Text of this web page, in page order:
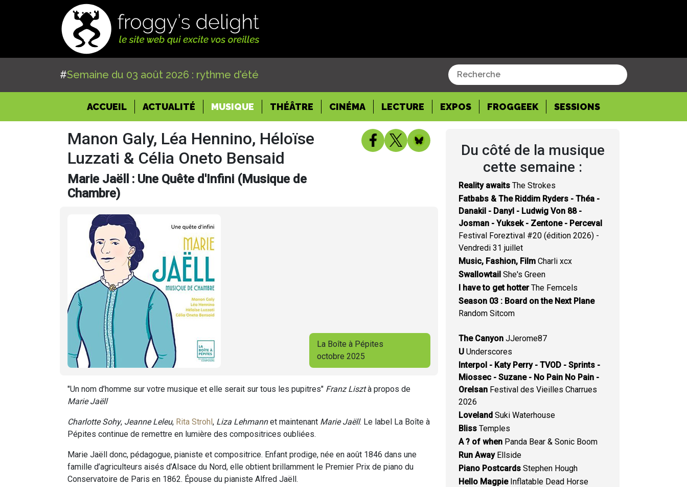
#Semaine du 03 août 2026 : rythme d'été
ACCUEIL(CURRENT)
ACTUALITÉ MUSIQUE THÉÂTRE CINÉMA LECTURE EXPOS FROGGEEK SESSIONS
Manon Galy, Léa Hennino, Héloïse
Luzzati & Célia Oneto Bensaid
Marie Jaëll : Une Quête d'Infini (Musique de
Chambre)
La Boîte à Pépites
octobre 2025
"Un nom d’homme sur votre musique et elle serait sur tous les pupitres" Franz Lisztà propos de
Marie Jaëll
Charlotte Sohy, Jeanne Leleu, Rita Strohl, Liza Lehmannet maintenant Marie Jaëll. Le label La Boîte à
Pépites continue de remettre en lumière des compositrices oubliées.
Marie Jaëll donc, pédagogue, pianiste et compositrice. Enfant prodige, née en août 1846 dans une
famille d’agriculteurs aisés d’Alsace du Nord, elle obtient brillamment le Premier Prix de piano du
Conservatoire de Paris en 1862. Épouse du pianiste Alfred Jaëll.
Du côté de la musique
cette semaine :
Reality awaits The Strokes
Fatbabs & The Riddim Ryders - Théa -
Danakil - Danyl - Ludwig Von 88 -
Josman - Yuksek - Zentone - Perceval
Festival Foreztival #20 (édition 2026) -
Vendredi 31 juillet
Music, Fashion, Film Charli xcx
Swallowtail She's Green
I have to get hotterThe Femcels
Season 03 : Board on the Next Plane
Random Sitcom
The Canyon JJerome87
U Underscores
Interpol - Katy Perry - TVOD - Sprints -
Miossec - Suzane - No Pain No Pain -
Orelsan Festival des Vieilles Charrues
2026
Loveland Suki Waterhouse
Bliss Temples
A ? of when Panda Bear & Sonic Boom
Run AwayEllside
Piano Postcards Stephen Hough
Hello MagpieInflatable Dead Horse